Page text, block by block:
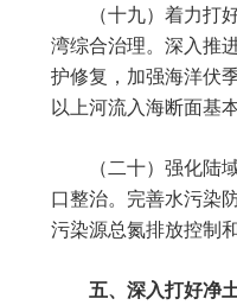
（十九）着力
湾综合治理。深入推
护修复，加强海洋伏
以上河流入海断面基
（二十）强化
口整治。完善水污染
污染源总氮排放控制
五、深入打好净